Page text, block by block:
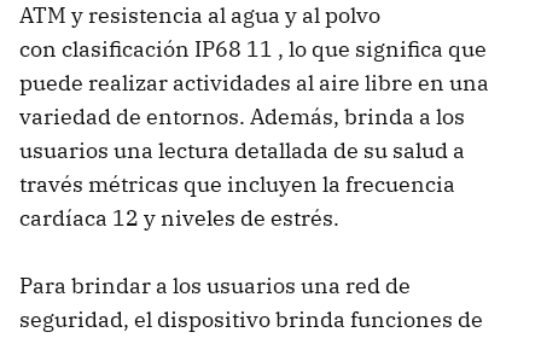
ATM y resistencia al agua y al polvo
con clasificación IP68 11 , lo que significa que
puede realizar actividades al aire libre en una
variedad de entornos. Además, brinda a los
usuarios una lectura detallada de su salud a
través métricas que incluyen la frecuencia
cardíaca 12 y niveles de estrés.
Para brindar a los usuarios una red de
seguridad, el dispositivo brinda funciones de